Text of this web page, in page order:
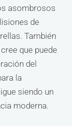
asombrosos
de
También
que puede
del
la
siendo un
moderna.